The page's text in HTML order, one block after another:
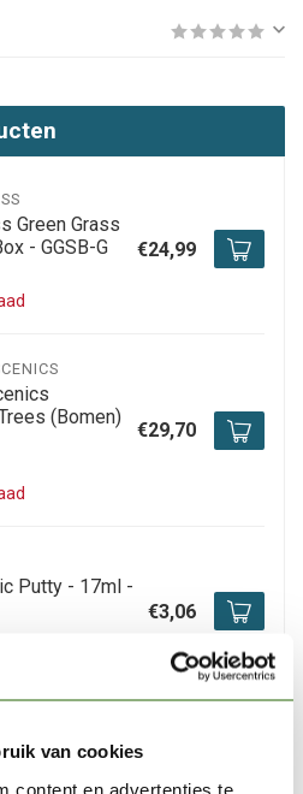
van cookies
content en advertenties te
Green Grass
- GGSB-G
€24,99
(Bomen)
€29,70
Putty - 17ml -
€3,06
Spray-
FS645
€11,90